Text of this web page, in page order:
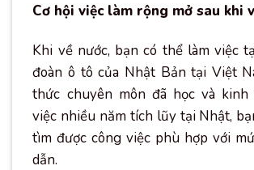
Cơ hội việc làm rộng mở sau khi
Khi về nước, bạn có thể làm việc
đoàn ô tô của Nhật Bản tại Việt
thức chuyên môn đã học và kinh
việc nhiều năm tích lũy tại Nhật,
tìm được công việc phù hợp với
dẫn.